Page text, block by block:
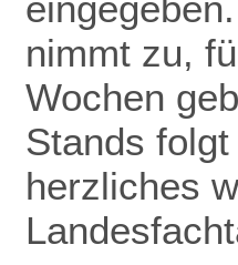
nimmt zu,
Wochen
Stands
herzliches